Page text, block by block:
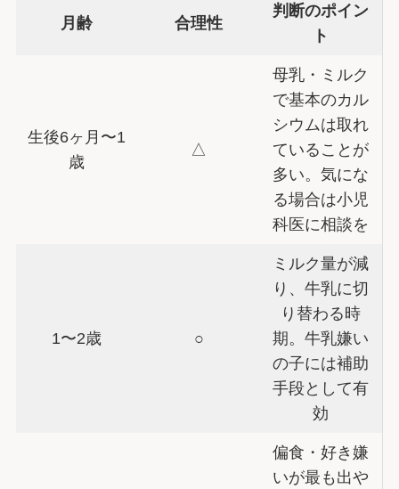
月齢 合理性
判断のポイン
ト
生後6ヶ月〜1
歳
△
母乳・ミルク
で基本のカル
シウムは取れ
ていることが
多い。気にな
る場合は小児
科医に相談を
1〜2歳 ○
ミルク量が減
り、牛乳に切
り替わる時
期。牛乳嫌い
の子には補助
手段として有
効
偏食・好き嫌
いが最も出や